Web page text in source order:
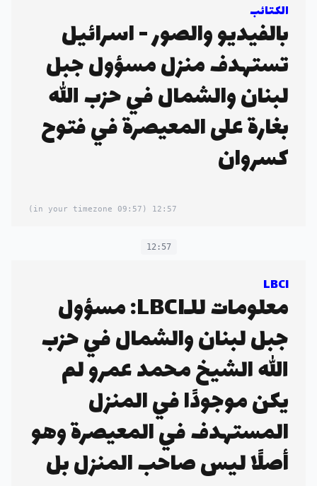
الكتائب
بالفيديو والصور - اسرائيل
تستهدف منزل مسؤول جبل
لبنان والشمال في حزب الله
بغارة على المعيصرة في فتوح
كسروان
12:57
(09:57 in your timezone)
12:57
LBCI
معلومات للـLBCI: مسؤول
جبل لبنان والشمال في حزب
الله الشيخ محمد عمرو لم
يكن موجودًا في المنزل
المستهدف في المعيصرة وهو
أصلًا ليس صاحب المنزل بل